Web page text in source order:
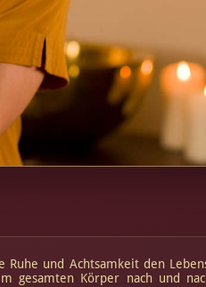
und Achtsamkeit den
gesamten Körper nach und